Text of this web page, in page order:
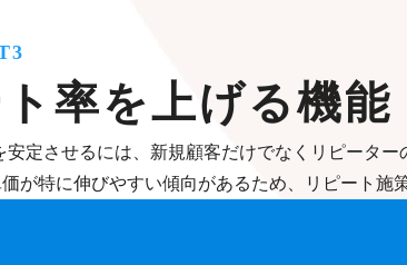
率を上げる機能
安定させるには、新規顧客だけでなくリピーター
が特に伸びやすい傾向があるため、リピート施